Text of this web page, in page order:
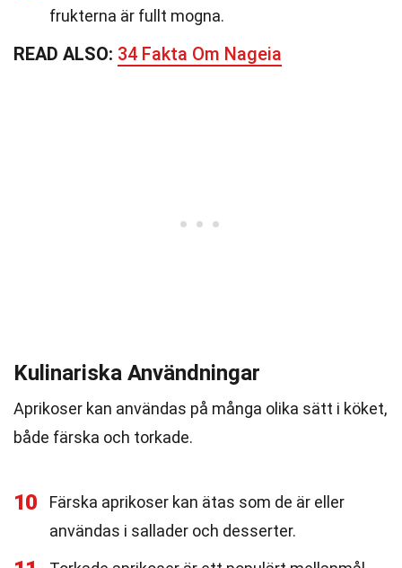
frukterna är fullt mogna.
READ ALSO: 34 Fakta Om Nageia
Kulinariska Användningar
Aprikoser kan användas på många olika sätt i köket,
både färska och torkade.
10
Färska aprikoser kan ätas som de är eller
användas i sallader och desserter.